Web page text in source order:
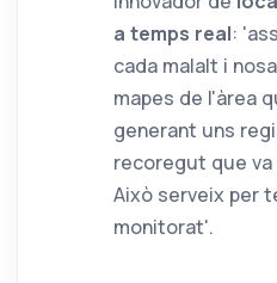
a temps real:
cada malalt i
mapes de l'àrea
generant uns
recoregut que
Això serveix per
monitorat'.